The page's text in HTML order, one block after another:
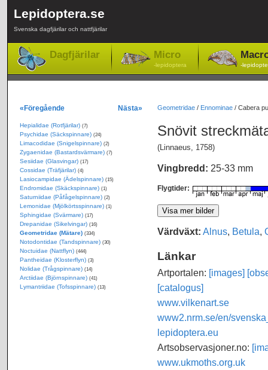
Lepidoptera.se
Svenska dagfjärilar och nattfjärilar
Dagfjärilar Micro
-lepidoptera -
Geometridae/ Ennominae/ Cabera
Snövit
(Linnaeus, 1758)
Vingbredd: 25-33 mm
Flygtider:
Värdväxt: Alnus, Betula,
Länkar
Artportalen: [images]
[catalogus]
www.vilkenart.se
www2.nrm.se/en/
lepidoptera.eu
Artsobservasjoner.no:
www.ukmoths.org.uk
«Föregående Nästa»
Hepialidae (Rotfjärilar) (7)
Psychidae (Säckspinnare) (24)
Limacodidae (Snigelspinnare) (2)
Zygaenidae (Bastardsvärmare) (7)
Sesiidae (Glasvingar) (17)
Cossidae (Träfjärilar) (4)
Lasiocampidae (Ädelspinnare) (15)
Endromidae (Skäckspinnare) (1)
Saturniidae (Påfågelspinnare) (2)
Lemonidae (Mjölkörtsspinnare) (1)
Sphingidae (Svärmare) (17)
Drepanidae (Sikelvingar) (16)
Geometridae (Mätare) (334)
Notodontidae (Tandspinnare) (30)
Noctuidae (Nattflyn) (444)
Pantheidae (Klosterflyn) (3)
Nolidae (Trågspinnare) (14)
Arctiidae (Björnspinnare) (41)
Lymantriidae (Tofsspinnare) (13)